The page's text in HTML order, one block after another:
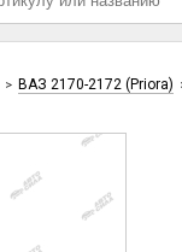
> ВАЗ 2170-2172 (Priora)